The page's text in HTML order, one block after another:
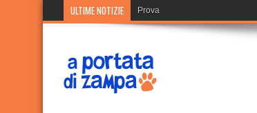
ULTIME NOTIZIE Prova